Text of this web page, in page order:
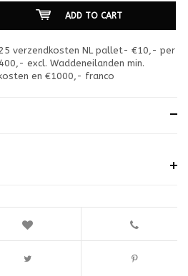
ADD TO CART
verzendkosten NL pallet- €10,- per
excl. Waddeneilanden min.
en €1000,- franco